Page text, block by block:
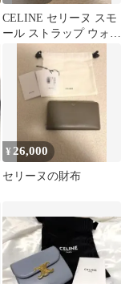
CELINE セリーヌ スモ
ール ストラップ ウォレ
ット 二つ折り財布
¥ 26,000
セリーヌの財布